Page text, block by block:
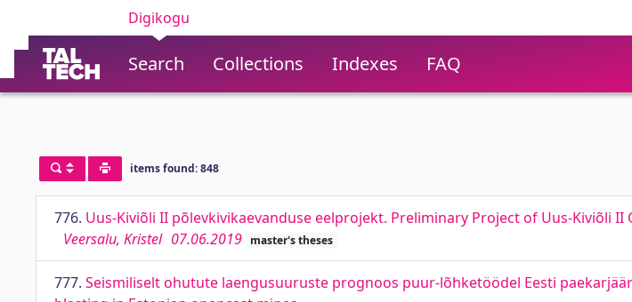
Digikogu
Search Collections Indexes FAQ
items found: 848
776. Uus-Kiviõli II põlevkivikaevanduse eelprojekt. Preliminary Project of Uus-Kiviõli II
Veersalu, Kristel 07.06.2019 master's theses
777. Seismiliselt ohutute laengusuuruste prognoos puur-lõhketöödel Eesti